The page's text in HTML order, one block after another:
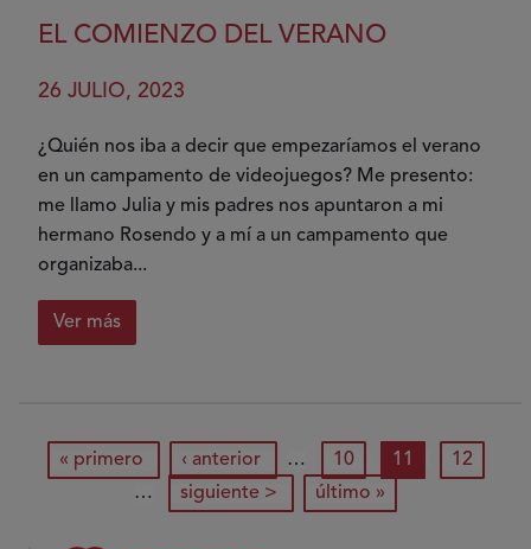
Experiencia
el
de
Verano
del
Proyecto
EL COMIENZO DEL VERANO
26 JULIO, 2023
¿Quién nos iba a decir que empezaríamos el verano
en un campamento de videojuegos? Me presento:
me llamo Julia y mis padres nos apuntaron a mi
hermano Rosendo y a mí a un campamento que
organizaba...
Ver más
sobre
del
verano
Paginación
primera página
« primero página anterior
‹ anterior … página
10 página actual
11 página
12
…
siguiente página
siguiente > última página
último »